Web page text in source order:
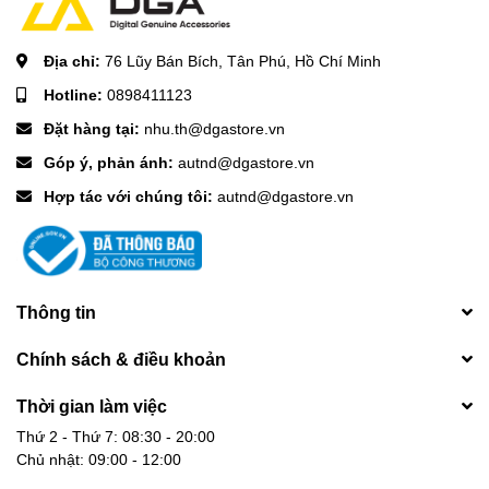
Địa chỉ: 76 Lũy Bán Bích, Tân Phú, Hồ Chí Minh
Hotline: 0898411123
Đặt hàng tại: nhu.th@dgastore.vn
Góp ý, phản ánh: autnd@dgastore.vn
Hợp tác với chúng tôi: autnd@dgastore.vn
Thông tin
Chính sách & điều khoản
Thời gian làm việc
Thứ 2 - Thứ 7: 08:30 - 20:00
Chủ nhật: 09:00 - 12:00